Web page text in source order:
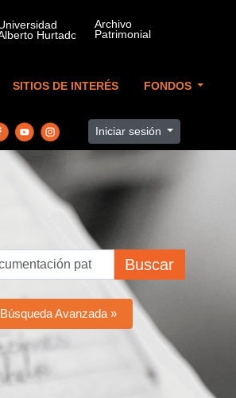
SITIOS DE INTERÉS FONDOS
Iniciar sesión
Buscar
Búsqueda Avanzada »